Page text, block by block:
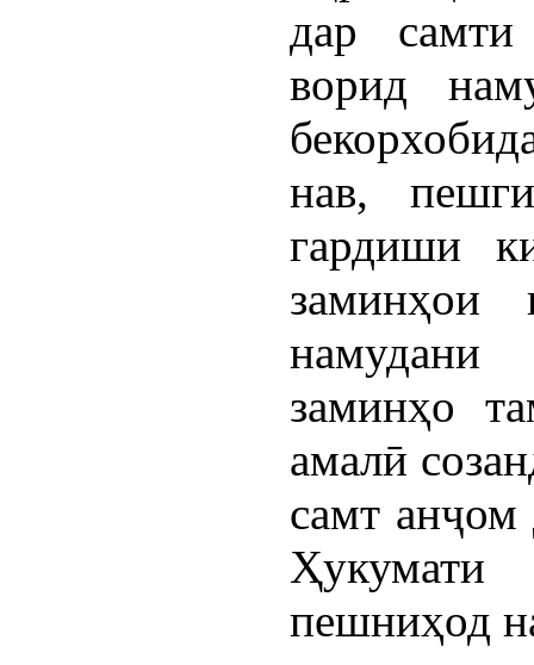
дар
ворид
нав,
гардиши
заминҳои
заминҳо
амалӣ
самт
пешниҳод